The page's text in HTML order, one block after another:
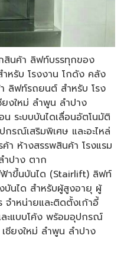
นค้า ลิฟท์บรรทุกของ
หรับ โรงงาน โกดัง คลัง
ลิฟท์รถยนต์ สำหรับ โรง
งใหม่ ลำพูน ลำปาง
ระบบบันไดเลื่อนอัตโนมัติ
กรณ์เสริมพิเศษ และอะไหล่
า ห้างสรรพสินค้า โรงแรม
ำปาง ตาก
ฟ้าขึ้นบันได (Stairlift) ลิฟท์
บันได สำหรับผู้สูงอายุ ผู้
จำหน่ายและติดตั้งเก้าอี้
ะแบบโค้ง พร้อมอุปกรณ์
ยงใหม่ ลำพูน ลำปาง